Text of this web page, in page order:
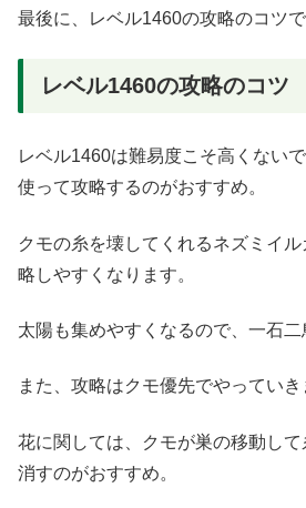
最後に、レベル1460の攻略のコツで
レベル1460の攻略のコツ
レベル1460は難易度こそ高くない
使って攻略するのがおすすめ。
クモの糸を壊してくれるネズミイ
略しやすくなります。
太陽も集めやすくなるので、一石二
また、攻略はクモ優先でやっていき
花に関しては、クモが巣の移動し
消すのがおすすめ。